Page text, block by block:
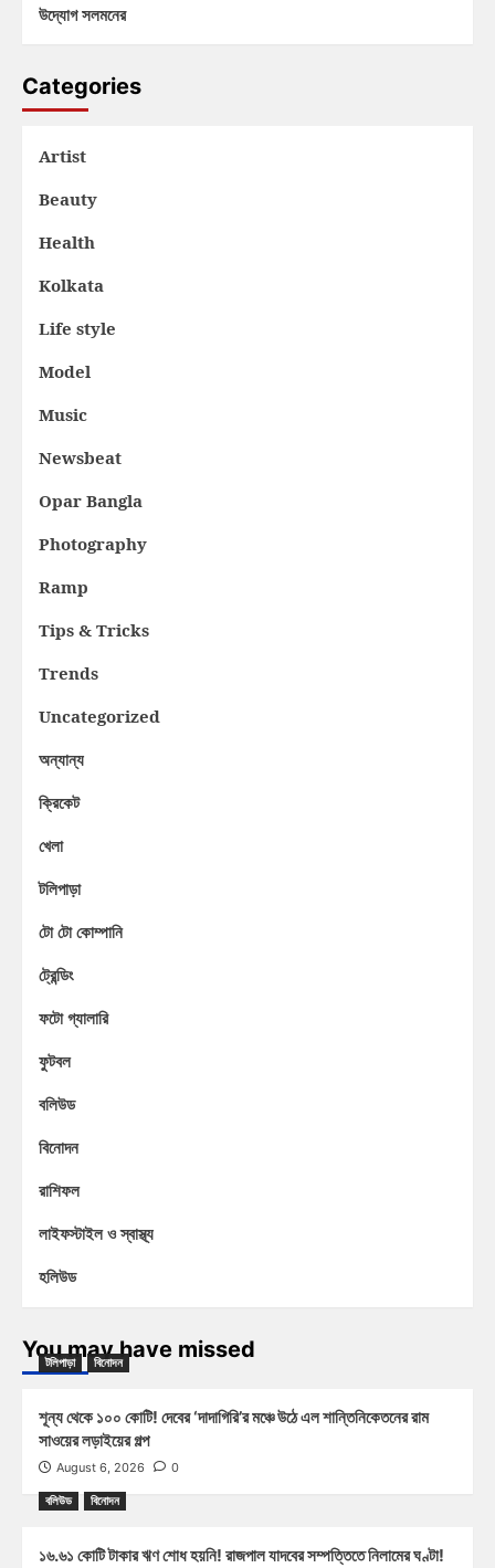
উদ্যোগ সলমনের
Categories
Artist
Beauty
Health
Kolkata
Life style
Model
Music
Newsbeat
Opar Bangla
Photography
Ramp
Tips & Tricks
Trends
Uncategorized
অন্যান্য
ক্রিকেট
খেলা
টলিপাড়া
টো টো কোম্পানি
ট্রেন্ডিং
ফটো গ্যালারি
ফুটবল
বলিউড
বিনোদন
রাশিফল
লাইফস্টাইল ও স্বাস্থ্য
হলিউড
You may have missed
টলিপাড়া বিনোদন
শূন্য থেকে ১০০ কোটি! দেবের ‘দাদাগিরি’র মঞ্চে উঠে এল শান্তিনিকেতনের রাম
সাওয়ের লড়াইয়ের গল্প
August 6, 2026 0
বলিউড বিনোদন
১৬.৬১ কোটি টাকার ঋণ শোধ হয়নি! রাজপাল যাদবের সম্পত্তিতে নিলামের ঘণ্টা!